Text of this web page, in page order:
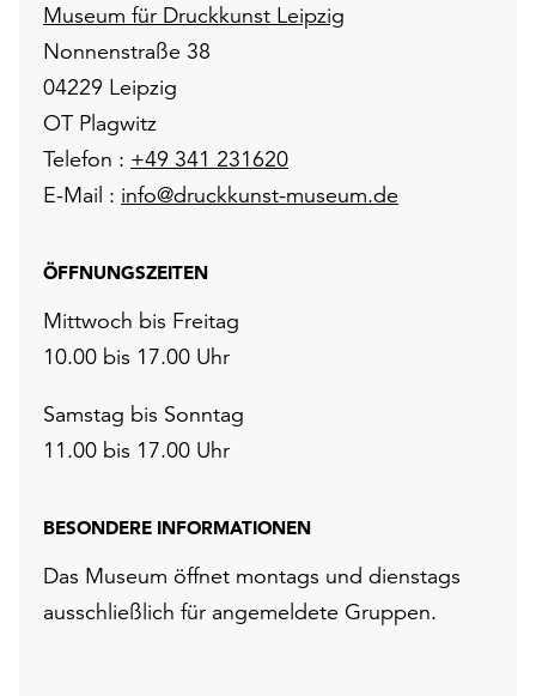
Museum für Druckkunst Leipzig
Nonnenstraße 38
04229 Leipzig
OT Plagwitz
Telefon : +49 341 231620
E-Mail : info@druckkunst-museum.de
ÖFFNUNGSZEITEN
Mittwoch bis Freitag
10.00 bis 17.00 Uhr
Samstag bis Sonntag
11.00 bis 17.00 Uhr
BESONDERE INFORMATIONEN
Das Museum öffnet montags und dienstags
ausschließlich für angemeldete Gruppen.